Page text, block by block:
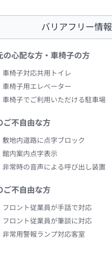
バリアフリー情報
の心配な方・車椅子の方
車椅子対応共用トイレ
車椅子用エレベーター
車椅子でご利用いただける駐車場
ご不自由な方
敷地内道路に点字ブロック
館内案内点字表示
非常時の音声による呼び出し装置
ご不自由な方
フロント従業員が手話で対応
フロント従業員が筆談に対応
非常用警報ランプ対応客室